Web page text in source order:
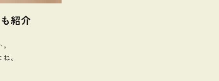
紹介
。